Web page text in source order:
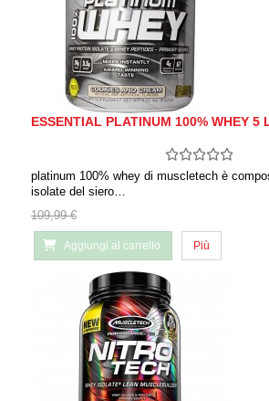
ESSENTIAL PLATINUM 100% WHEY 5
platinum 100% whey di muscletech è
isolate del siero…
109,99 €
Aggiungi al carrello Più